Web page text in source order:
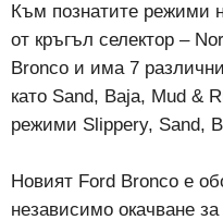
Към познатите режими
от кръгъл селектор –
Bronco и има 7
като Sand, Baja, Mud &
режими Slippery, Sand,
Новият Ford Bronco е
независимо окачване